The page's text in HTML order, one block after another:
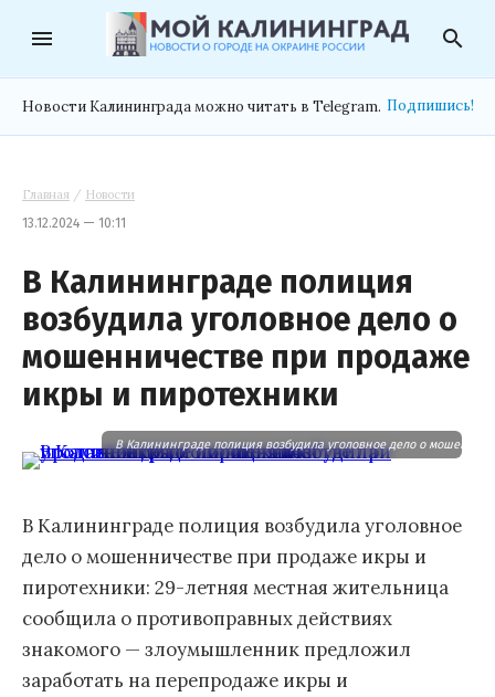
menu search
Новости Калининграда можно читать в Telegram. Подпишись!
Главная / Новости
13.12.2024 — 10:11
В Калининграде полиция
возбудила уголовное дело о
мошенничестве при продаже
икры и пиротехники
В Калининграде полиция возбудила уголовное дело о
В Калининграде полиция возбудила уголовное
дело о мошенничестве при продаже икры и
пиротехники: 29-летняя местная жительница
сообщила о противоправных действиях
знакомого — злоумышленник предложил
заработать на перепродаже икры и